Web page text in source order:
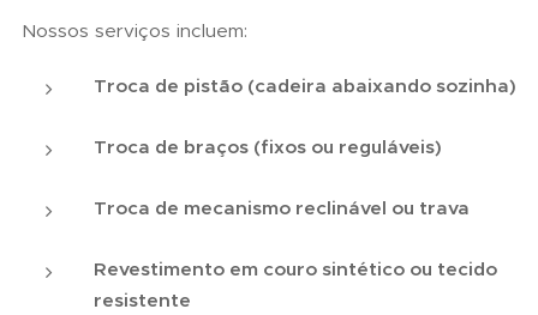
Nossos serviços incluem:
Troca de pistão (cadeira abaixando sozinha)
Troca de braços (fixos ou reguláveis)
Troca de mecanismo reclinável ou trava
Revestimento em couro sintético ou tecido
resistente